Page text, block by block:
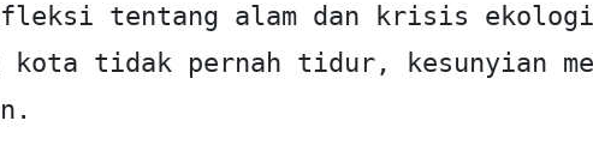
tentang alam dan krisis
kota tidak pernah tidur, kesunyian